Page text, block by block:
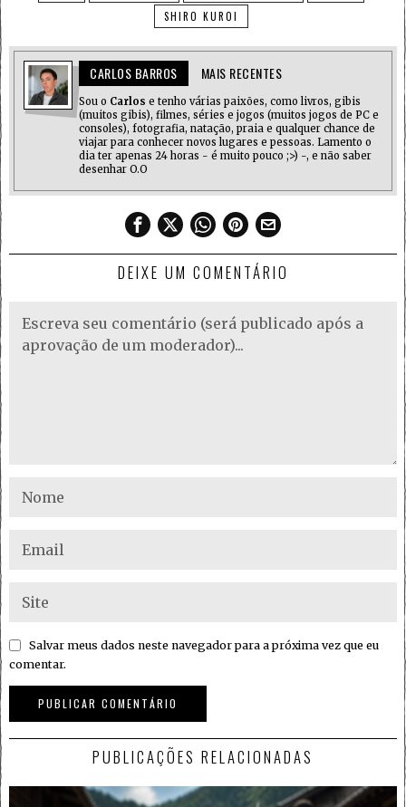
SHIRO KUROI
CARLOS BARROS MAIS RECENTES
Sou o Carlos e tenho várias paixões, como livros, gibis
(muitos gibis), filmes, séries e jogos (muitos jogos de PC e
consoles), fotografia, natação, praia e qualquer chance de
viajar para conhecer novos lugares e pessoas. Lamento o
dia ter apenas 24 horas - é muito pouco ;>) -, e não saber
desenhar O.O
DEIXE UM COMENTÁRIO
Salvar meus dados neste navegador para a próxima vez que eu
comentar.
PUBLICAÇÕES RELACIONADAS